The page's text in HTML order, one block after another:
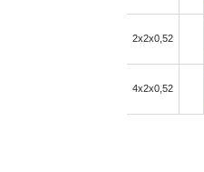
2x2x0,52
4x2x0,52